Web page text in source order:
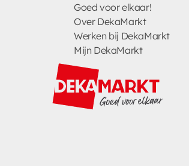
Goed voor elkaar!
Over DekaMarkt
Werken bij DekaMarkt
Mijn DekaMarkt